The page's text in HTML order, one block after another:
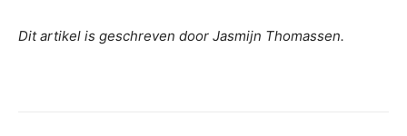
Dit artikel is geschreven door Jasmijn Thomassen.